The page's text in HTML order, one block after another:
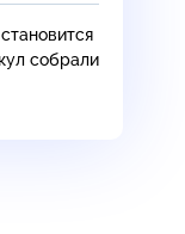
собрали